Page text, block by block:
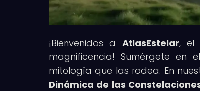
¡Bienvenidos a AtlasEstelar, el
magnificencia! Sumérgete en
mitología que las rodea. En
Dinámica de las